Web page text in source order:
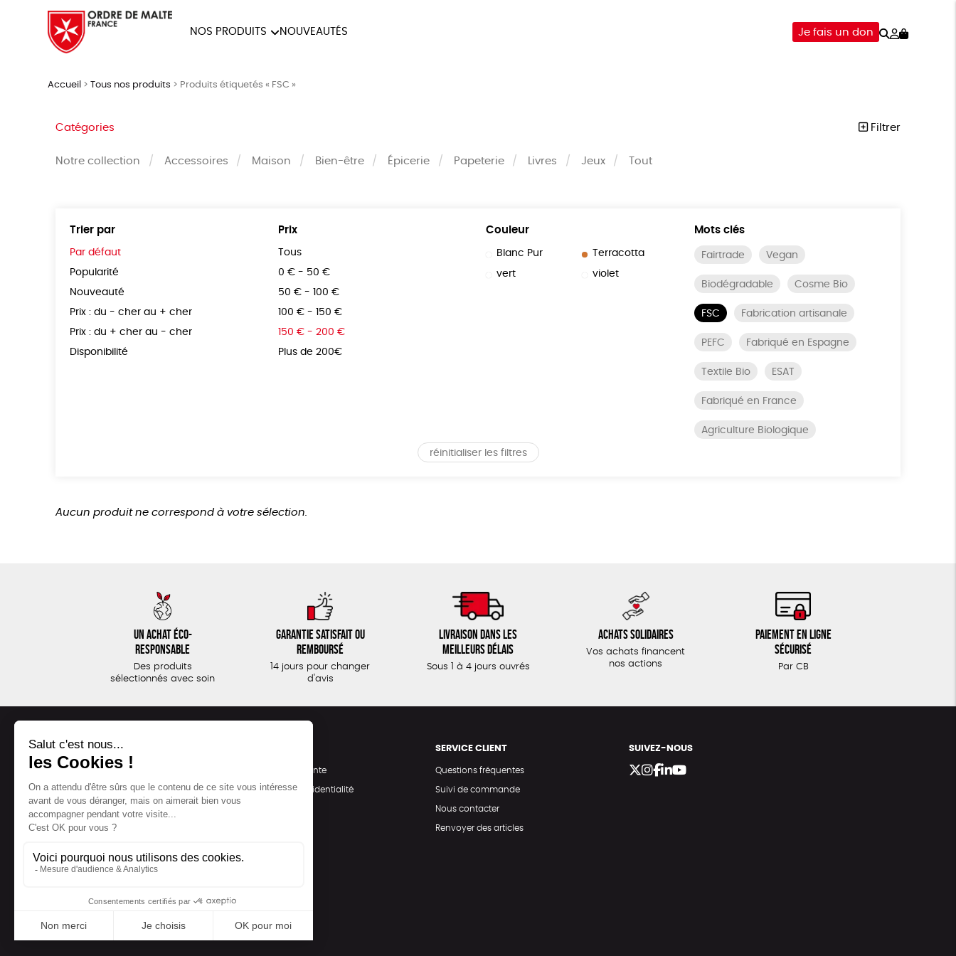
NOS PRODUITS NOUVEAUTÉS Je fais un don Rechercher
Mon
Accueil >Tous nos produits > Produits étiquetés « FSC »
Catégories Filtrer
Notre collection Accessoires Maison Bien-être Épicerie Papeterie Livres Jeux Tout
Trier par
Par défaut
Popularité
Nouveauté
Prix : du - cher au + cher
Prix : du + cher au - cher
Disponibilité
Prix
Tous
0 € - 50 €
50 € - 100 €
100 € - 150 €
150 € - 200 €
Plus de 200€
Couleur
Blanc Pur Terracotta
vert violet
Mots clés
Fairtrade Vegan
Biodégradable Cosme Bio
FSC Fabrication artisanale
PEFC Fabriqué en Espagne
Textile Bio ESAT
Fabriqué en France
Agriculture Biologique
réinitialiser les filtres
Aucun produit ne correspond à votre sélection.
Un achat éco-
responsable
Des produits
sélectionnés avec soin
Garantie satisfait ou
remboursé
14 jours pour changer
d'avis
Livraison dans les
meilleurs délais
Sous 1 à 4 jours ouvrés
Achats solidaires
Vos achats financent
nos actions
Paiement en ligne
sécurisé
Par CB
NOS PRODUITS
Notre collection
Accessoires
Bien-être
Papeterie
Conditions de vente
Politique de confidentialité
SERVICE CLIENT
Questions fréquentes
Suivi de commande
Nous contacter
Renvoyer des articles
SUIVEZ-NOUS